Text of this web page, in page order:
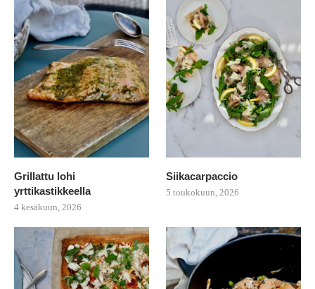
Grillattu lohi
yrttikastikkeella
4 kesäkuun, 2026
Siikacarpaccio
5 toukokuun, 2026